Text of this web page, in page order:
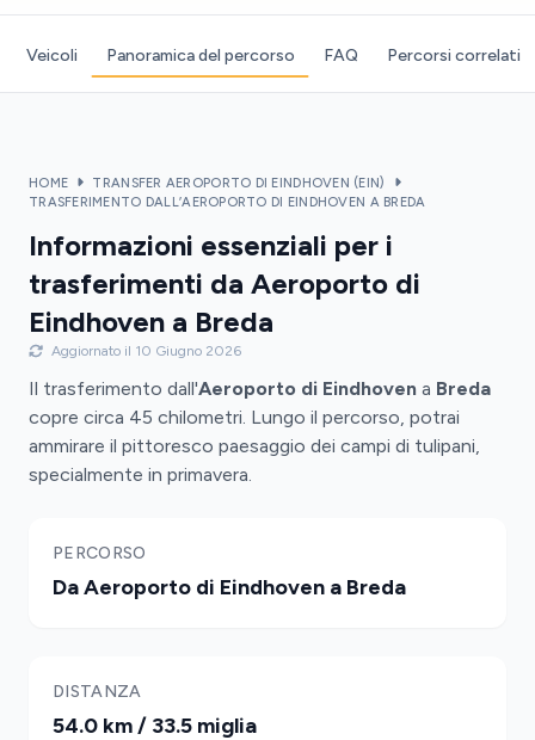
Veicoli Panoramica del percorso FAQ Percorsi correlati
HOME
TRANSFER AEROPORTO DI EINDHOVEN (EIN)
TRASFERIMENTO DALL’AEROPORTO DI EINDHOVEN A BREDA
Informazioni essenziali per i
trasferimenti da Aeroporto di
Eindhoven a Breda
Aggiornato il 10 Giugno 2026
Il trasferimento dall'Aeroporto di Eindhoven a Breda
copre circa 45 chilometri. Lungo il percorso, potrai
ammirare il pittoresco paesaggio dei campi di tulipani,
specialmente in primavera.
PERCORSO
Da Aeroporto di Eindhoven a Breda
DISTANZA
54.0 km / 33.5 miglia